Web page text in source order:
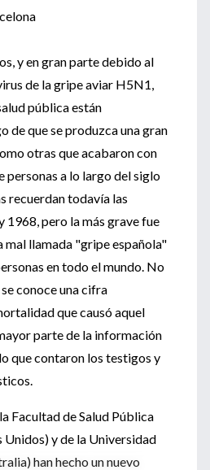
y en gran parte debido al
de la gripe aviar H5N1,
pública están
de que se produzca una gran
otras que acabaron con
personas a lo largo del siglo
recuerdan todavía las
1968, pero la más grave fue
mal llamada "gripe española"
en todo el mundo. No
conoce una cifra
que causó aquel
parte de la información
que contaron los testigos y
Facultad de Salud Pública
y de la Universidad
han hecho un nuevo